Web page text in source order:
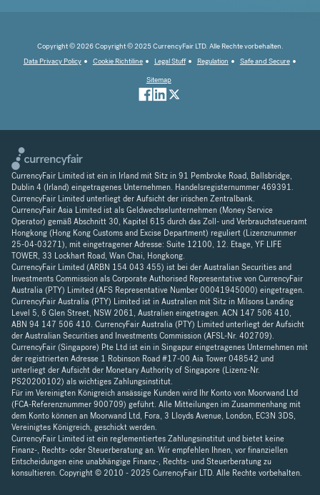
Copyright © 2026 Copyright © 2025 CurrencyFair LTD. Alle Rechte vorbehalten.
Data Privacy Policy
Cookie Richtiline Legal Stuff Regulation
Safe and Secure
Sitemap
CurrencyFair Limited ist ein in Irland mit Sitz in 91 Pembroke Road, Ballsbridge,
Dublin 4 (Irland) eingetragenes Unternehmen. Handelsregisternummer 469391.
CurrencyFair Limited unterliegt der Aufsicht der irischen Zentralbank.
CurrencyFair Asia Limited ist als Geldwechselunternehmen (Money Service
Operator) gemäß Abschnitt 30, Kapitel 615 durch das Zoll- und Verbrauchsteueramt
Hongkong (Hong Kong Customs and Excise Department) reguliert (Lizenznummer
25-04-03271), mit eingetragener Adresse: Suite 12100, 12. Etage, YF LIFE
TOWER, 33 Lockhart Road, Wan Chai, Hongkong.
CurrencyFair Limited (ARBN 154 043 455) ist bei der Australian Securities and
Investments Commission als Corporate Authorised Representative von CurrencyFair
Australia (PTY) Limited (AFS Representative Number 00041945000) eingetragen.
CurrencyFair Australia (PTY) Limited ist in Australien mit Sitz in Milsons Landing
Level 5, 6 Glen Street, NSW 2061, Australien eingetragen. ACN 147 506 410,
ABN 94 147 506 410. CurrencyFair Australia (PTY) Limited unterliegt der Aufsicht
der Australian Securities and Investments Commission (AFSL-Nr. 402709).
CurrencyFair (Singapore) Pte Ltd ist ein in Singapur eingetragenes Unternehmen mit
der registrierten Adresse 1 Robinson Road #17-00 Aia Tower 048542 und
unterliegt der Aufsicht der Monetary Authority of Singapore (Lizenz-Nr.
PS20200102) als wichtiges Zahlungsinstitut.
Für im Vereinigten Königreich ansässige Kunden wird Ihr Konto von Moorwand Ltd
(FCA-Referenznummer 900709) geführt. Alle Mitteilungen im Zusammenhang mit
dem Konto können an Moorwand Ltd, Fora, 3 Lloyds Avenue, London, EC3N 3DS,
Vereinigtes Königreich, geschickt werden.
CurrencyFair Limited ist ein reglementiertes Zahlungsinstitut und bietet keine
Finanz-, Rechts- oder Steuerberatung an. Wir empfehlen Ihnen, vor finanziellen
Entscheidungen eine unabhängige Finanz-, Rechts- und Steuerberatung zu
konsultieren. Copyright © 2010 - 2025 CurrencyFair LTD. Alle Rechte vorbehalten.